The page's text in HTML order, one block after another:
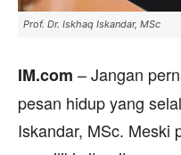
Prof. Dr. Iskhaq Iskandar, MSc
IM.com – Jangan
pesan hidup yang
Iskandar, MSc. Meski